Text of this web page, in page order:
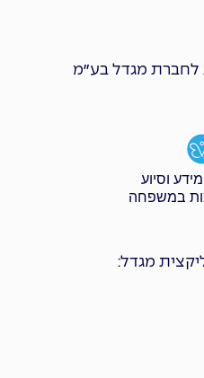
לחברת מגדל בע״מ
וסיוע
במשפחה
מגדל: